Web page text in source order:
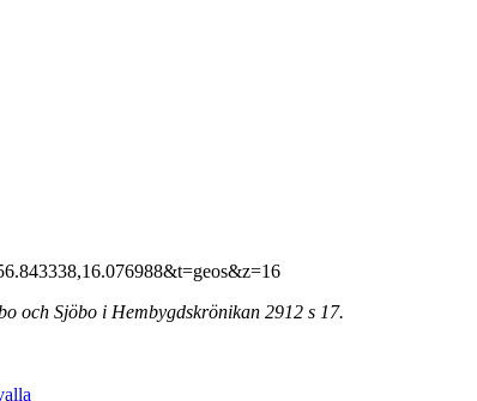
och Sjöbo i Hembygdskrönikan 2912 s 17.